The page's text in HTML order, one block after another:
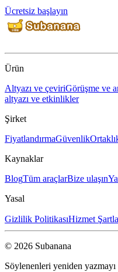
Ücretsiz başlayın
Ürün
Altyazı ve çeviriGörüşme ve
altyazı ve etkinlikler
Şirket
FiyatlandırmaGüvenlik
Kaynaklar
BlogTüm araçlarBize ulaşın
Yasal
Gizlilik PolitikasıHizmet
© 2026 Subanana
Söylenenleri yeniden yazmayı